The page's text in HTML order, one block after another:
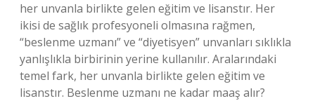
her unvanla birlikte gelen eğitim ve lisanstır. Her
ikisi de sağlık profesyoneli olmasına rağmen,
“beslenme uzmanı” ve “diyetisyen” unvanları sıklıkla
yanlışlıkla birbirinin yerine kullanılır. Aralarındaki
temel fark, her unvanla birlikte gelen eğitim ve
lisanstır. Beslenme uzmanı ne kadar maaş alır?